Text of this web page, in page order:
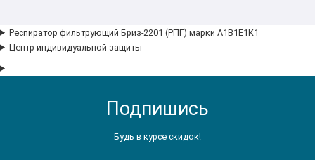
Респиратор фильтрующий Бриз-2201 (РПГ) марки А1В1Е1К1
Центр индивидуальной защиты
Подпишись
Будь в курсе скидок!